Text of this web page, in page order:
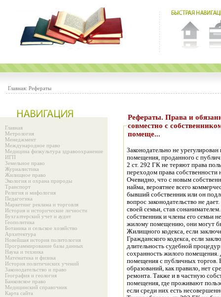
Главная: Рефераты
Главная
Метрология
Менеджмент
Международное право
Медицина физкультура здравоохранение
ИГП
Земельное право
Журналистика
Жилищное право
Экология и охрана природы
Транспорт
Религия и мифология
Педагогика
Маркетинг реклама и торговля
История и исторические личности
Бухгалтерский учет и аудит
Геополитика
Ботаника и сельское хозяйство
Архитектура
Новейшая история политология
Программирование базы данных
Наука и техника
Математика и физика
История политичиских учений
Законодательство и право
География и геология
Банковское право
Медицинский справочник
Карта сайта
Рефераты. Права и обязанностьи граждан, проживающих
совместно с
помеще...
Законодательно не
помещения, проданного с
2 ст. 292 ГК не теряют права
переходом права
Очевидно, что с новым
найма, вероятнее всего
бывший собственник или он
вопрос законодательство не
своей семьи, став
собственник и члены его семьи
жилому помещению, они могут
Жилищного кодекса, если
Гражданского кодекса, если
длительность судебной
сохранность жилого помещения.
помещения с публичных
образований, как правило, нет
ремонта. Также и в частную
помещения, где проживают
если среди них есть